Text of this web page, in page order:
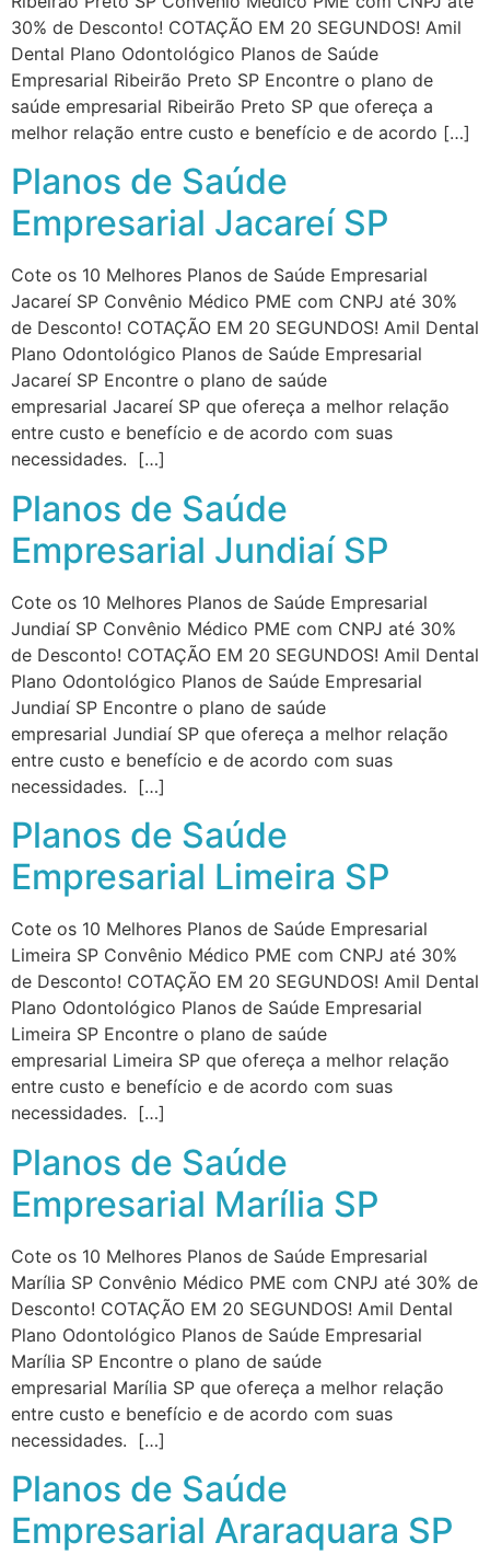
30% de Desconto! COTAÇÃO EM 20 SEGUNDOS! Amil
Dental Plano Odontológico Planos de Saúde
Empresarial Ribeirão Preto SP Encontre o plano de
saúde empresarial Ribeirão Preto SP que ofereça a
melhor relação entre custo e benefício e de acordo […]
Planos de Saúde
Empresarial Jacareí SP
Cote os 10 Melhores Planos de Saúde Empresarial
Jacareí SP Convênio Médico PME com CNPJ até 30%
de Desconto! COTAÇÃO EM 20 SEGUNDOS! Amil Dental
Plano Odontológico Planos de Saúde Empresarial
Jacareí SP Encontre o plano de saúde
empresarial Jacareí SP que ofereça a melhor relação
entre custo e benefício e de acordo com suas
necessidades. […]
Planos de Saúde
Empresarial Jundiaí SP
Cote os 10 Melhores Planos de Saúde Empresarial
Jundiaí SP Convênio Médico PME com CNPJ até 30%
de Desconto! COTAÇÃO EM 20 SEGUNDOS! Amil Dental
Plano Odontológico Planos de Saúde Empresarial
Jundiaí SP Encontre o plano de saúde
empresarial Jundiaí SP que ofereça a melhor relação
entre custo e benefício e de acordo com suas
necessidades. […]
Planos de Saúde
Empresarial Limeira SP
Cote os 10 Melhores Planos de Saúde Empresarial
Limeira SP Convênio Médico PME com CNPJ até 30%
de Desconto! COTAÇÃO EM 20 SEGUNDOS! Amil Dental
Plano Odontológico Planos de Saúde Empresarial
Limeira SP Encontre o plano de saúde
empresarial Limeira SP que ofereça a melhor relação
entre custo e benefício e de acordo com suas
necessidades. […]
Planos de Saúde
Empresarial Marília SP
Cote os 10 Melhores Planos de Saúde Empresarial
Marília SP Convênio Médico PME com CNPJ até 30% de
Desconto! COTAÇÃO EM 20 SEGUNDOS! Amil Dental
Plano Odontológico Planos de Saúde Empresarial
Marília SP Encontre o plano de saúde
empresarial Marília SP que ofereça a melhor relação
entre custo e benefício e de acordo com suas
necessidades. […]
Planos de Saúde
Empresarial Araraquara SP